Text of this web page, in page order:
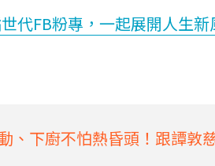
代FB粉專，一起展開人生新
、下廚不怕熱昏頭！跟譚敦